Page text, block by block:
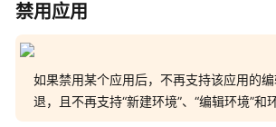
禁用应用
如果禁用某个应用后，不再支持该应用的
退，且不再支持“新建环境”、 “编辑环境”和